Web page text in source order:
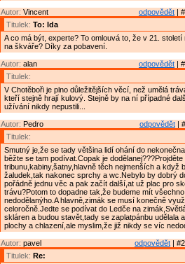
odpovědět |
Autor: Vincent
Titulek: To: Ida
A co má být, experte? To omlouvá to, že v 21. století
na škváře? Díky za pobavení.
odpovědět |
Autor: alan
Titulek:
V Chotěboři je plno důležitějších věcí, než umělá
kteří stejně hrají kulový. Stejně by na ní případné
užívání nikdy nepustili...
odpovědět |
Autor: Pedro
Titulek:
Smutný je,že se tady většina lidí ohání do
běžte se tam podívat.Copak je dodělanej???Projděte
tribunu,kabiny,šatny,hlavně těch nejmenších a když
žaludek,tak nakonec sprchy a wc.Nebylo by dobrý
pořádně jednu věc a pak začít další,at už plac pro
trávu?Potom to dopadne tak,že budeme mít
nedodělanýho.A hlavně,zimák se musí konečně
celoročně.Jedte se podívat do Ledče na
skláren a budou stavět,tady se zaplatpánbu udělala
plochy a chlazení,ale myslim,že již nikdy se víc
odpovědět |
Autor: pavel
Titulek: Re: